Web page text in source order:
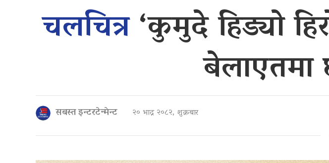
चलचित्र‘कुमुदे हिड्यो
सबस्त इन्टरटेन्मेन्ट २० भाद्र २०८२, शुक्रबार